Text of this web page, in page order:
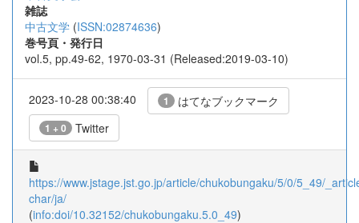
雑誌
中古文学 (ISSN:02874636)
巻号頁・発行日
vol.5, pp.49-62, 1970-03-31 (Released:2019-03-10)
2023-10-28 00:38:40 1 はてなブックマーク
1 + 0 Twitter
https://www.jstage.jst.go.jp/article/chukobungaku/5/0/5_49/
char/ja/
(info:doi/10.32152/chukobungaku.5.0_49)